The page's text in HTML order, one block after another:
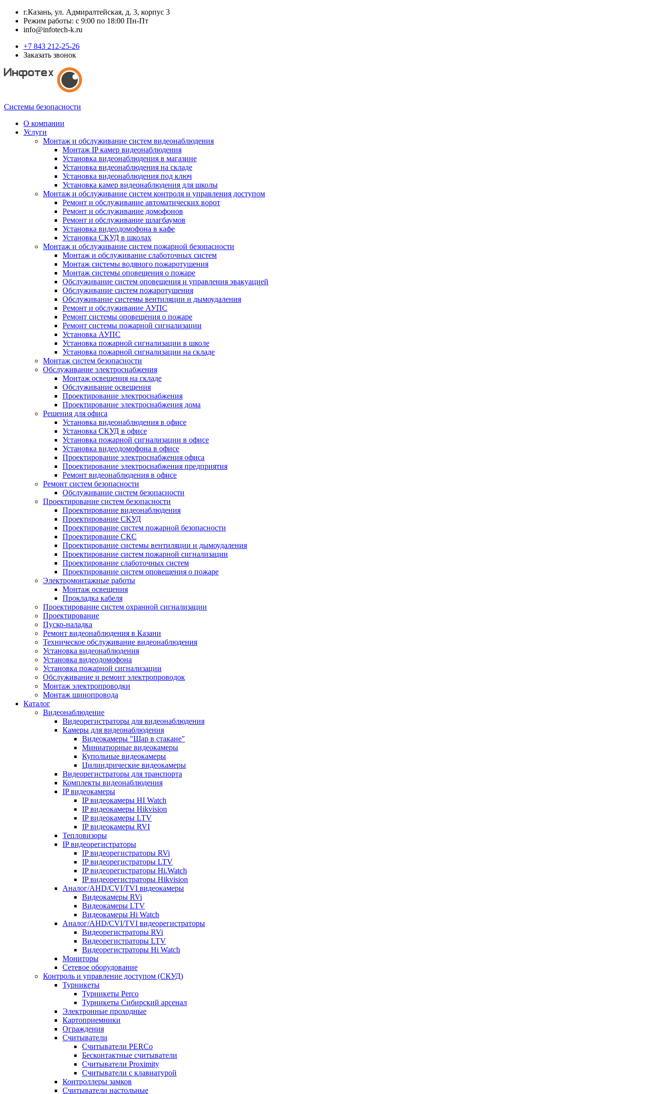
г.Казань, ул. Адмиралтейская, д. 3, корпус 3
Режим работы: с 9:00 по 18:00 Пн-Пт
info@infotech-k.ru
+7 843 212-25-26
Заказать звонок
Системы безопасности
О компании
Услуги
Монтаж и обслуживание систем видеонаблюдения
Монтаж IP камер видеонаблюдения
Установка видеонаблюдения в магазине
Установка видеонаблюдения на складе
Установка видеонаблюдения под ключ
Установка камер видеонаблюдения для школы
Монтаж и обслуживание систем контроля и управления доступом
Ремонт и обслуживание автоматических ворот
Ремонт и обслуживание домофонов
Ремонт и обслуживание шлагбаумов
Установка видеодомофона в кафе
Установка СКУД в школах
Монтаж и обслуживание систем пожарной безопасности
Монтаж и обслуживание слаботочных систем
Монтаж системы водяного пожаротушения
Монтаж системы оповещения о пожаре
Обслуживание систем оповещения и управления эвакуацией
Обслуживание систем пожаротушения
Обслуживание системы вентиляции и дымоудаления
Ремонт и обслуживание АУПС
Ремонт системы оповещения о пожаре
Ремонт системы пожарной сигнализации
Установка АУПС
Установка пожарной сигнализации в школе
Установка пожарной сигнализации на складе
Монтаж систем безопасности
Обслуживание электроснабжения
Монтаж освещения на складе
Обслуживание освещения
Проектирование электроснабжения
Проектирование электроснабжения дома
Решения для офиса
Установка видеонаблюдения в офисе
Установка СКУД в офисе
Установка пожарной сигнализации в офисе
Установка видеодомофона в офисе
Проектирование электроснабжения офиса
Проектирование электроснабжения предприятия
Ремонт видеонаблюдения в офисе
Ремонт систем безопасности
Обслуживание систем безопасности
Проектирование систем безопасности
Проектирование видеонаблюдения
Проектирование СКУД
Проектирование систем пожарной безопасности
Проектирование СКС
Проектирование системы вентиляции и дымоудаления
Проектирование систем пожарной сигнализации
Проектирование слаботочных систем
Проектирование систем оповещения о пожаре
Электромонтажные работы
Монтаж освещения
Прокладка кабеля
Проектирование систем охранной сигнализации
Проектирование
Пуско-наладка
Ремонт видеонаблюдения в Казани
Техническое обслуживание видеонаблюдения
Установка видеонаблюдения
Установка видеодомофона
Установка пожарной сигнализации
Обслуживание и ремонт электропроводок
Монтаж электропроводки
Монтаж шинопровода
Каталог
Видеонаблюдение
Видеорегистраторы для видеонаблюдения
Камеры для видеонаблюдения
Видеокамеры "Шар в стакане"
Миниатюрные видеокамеры
Купольные видеокамеры
Цилиндрические видеокамеры
Видеорегистраторы для транспорта
Комплекты видеонаблюдения
IP видеокамеры
IP видеокамеры HI Watch
IP видеокамеры Hikvision
IP видеокамеры LTV
IP видеокамеры RVI
Тепловизоры
IP видеорегистраторы
IP видеорегистраторы RVi
IP видеорегистраторы LTV
IP видеорегистраторы Hi.Watch
IP видеорегистраторы Hikvision
Аналог/AHD/CVI/TVI видеокамеры
Видеокамеры RVi
Видеокамеры LTV
Видеокамеры Hi Watch
Аналог/AHD/CVI/TVI видеорегистраторы
Видеорегистраторы RVi
Видеорегистраторы LTV
Видеорегистраторы Hi Watch
Мониторы
Сетевое оборудование
Контроль и управление доступом (СКУД)
Турникеты
Турникеты Perco
Турникеты Сибирский арсенал
Электронные проходные
Картоприемники
Ограждения
Считыватели
Считыватели PERCo
Бесконтактные считыватели
Считыватели Proximity
Считыватели с клавиатурой
Контроллеры замков
Считыватели настольные